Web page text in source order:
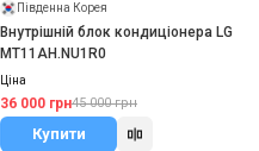
Південна Корея
Внутрішній блок кондиціонера LG
MT11AH.NU1R0
Ціна
36 000 грн45 000 грн
Купити